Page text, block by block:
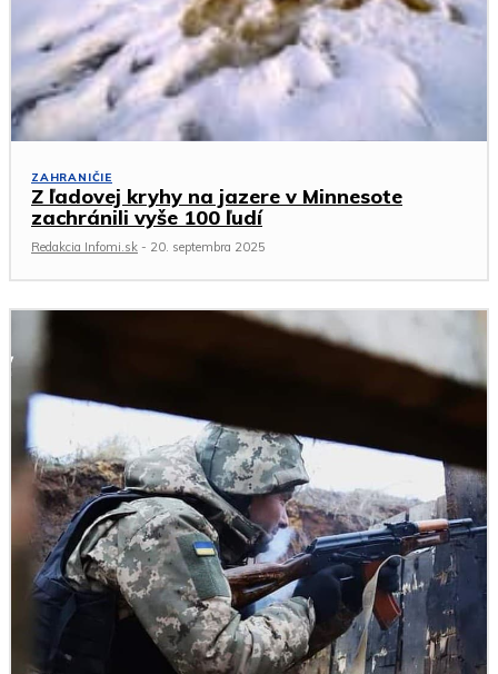
ZAHRANIČIE
Z ľadovej kryhy na jazere v Minnesote
zachránili vyše 100 ľudí
Redakcia Infomi.sk - 20. septembra 2025